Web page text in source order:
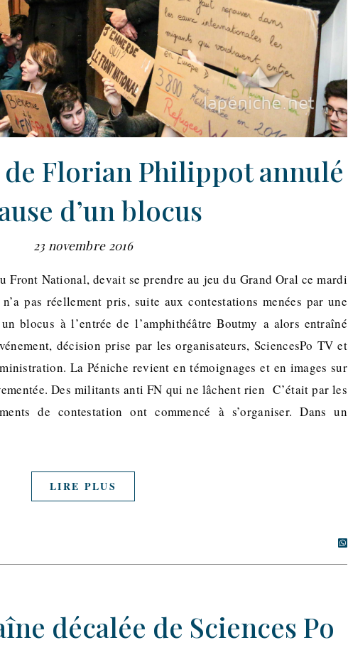
Florian Philippot annulé
d’un blocus
23 novembre 2016
National, devait se prendre au jeu du Grand Oral ce mardi
pas réellement pris, suite aux contestations menées par une
blocus à l’entrée de l’amphithéâtre Boutmy a alors entraîné
décision prise par les organisateurs, SciencesPo TV et
La Péniche revient en témoignages et en images sur
Des militants anti FN qui ne lâchent rien C’était par les
de contestation ont commencé à s’organiser. Dans un
LIRE PLUS
décalée de Sciences Po